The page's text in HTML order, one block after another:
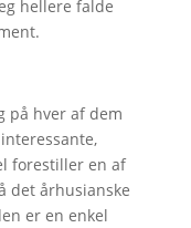
hellere falde
på hver af dem
forestiller en af
det århusianske
er en enkel